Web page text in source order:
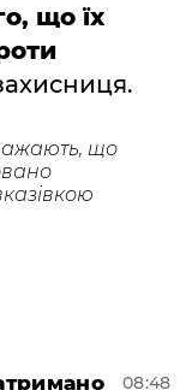
що їх
що
08:48